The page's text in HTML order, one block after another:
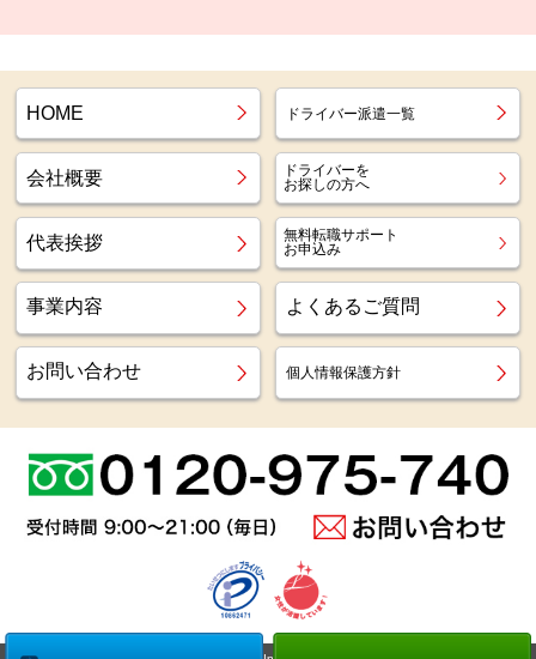
HOME ドライバー派遣一覧
会社概要
ドライバーを
お探しの方へ
代表挨拶
無料転職サポート
お申込み
事業内容 よくあるご質問
お問い合わせ 個人情報保護方針